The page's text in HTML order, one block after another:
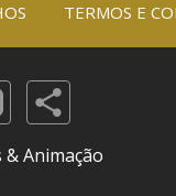
TERMOS E
Animação